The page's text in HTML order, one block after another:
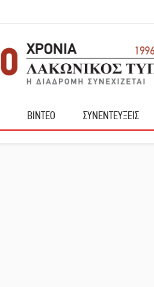
ΒΙΝΤΕΟ ΣΥΝΕΝΤΕΥΞΕΙΣ